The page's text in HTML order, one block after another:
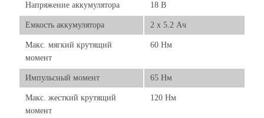
Напряжение аккумулятора 18 В
Емкость аккумулятора 2 x 5.2 Ач
Макс. мягкий крутящий
момент
60 Нм
Импульсный момент 65 Нм
Макс. жесткий крутящий
момент
120 Нм